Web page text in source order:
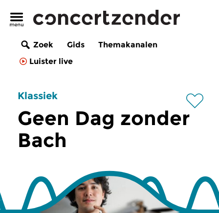
Zoek Gids
Themakanalen
Luister live
Klassiek
Geen Dag zonder
Bach